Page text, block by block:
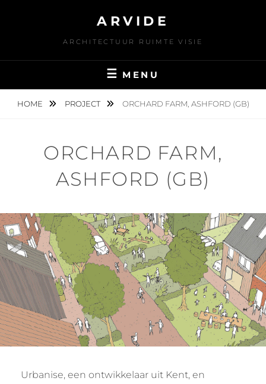
ARVIDE
ARCHITECTUUR RUIMTE VISIE
MENU
HOME PROJECT ORCHARD FARM, ASHFORD (GB)
ORCHARD FARM,
ASHFORD (GB)
Urbanise, een ontwikkelaar uit Kent, en